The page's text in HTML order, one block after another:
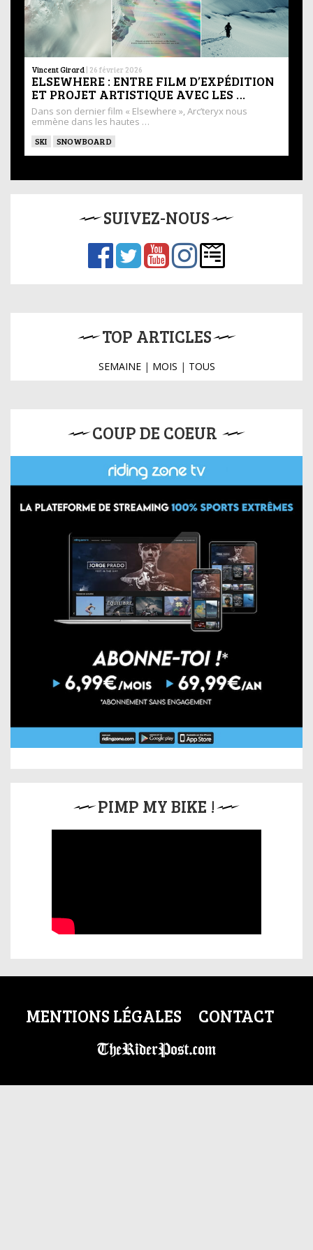
Vincent Girard | 26 février 2026
ELSEWHERE : ENTRE FILM D’EXPÉDITION
ET PROJET ARTISTIQUE AVEC LES …
Dans son dernier film « Elsewhere », Arc’teryx nous
emmène dans les hautes …
SKI SNOWBOARD
SUIVEZ-NOUS
TOP ARTICLES
SEMAINE| MOIS | TOUS
COUP DE COEUR
PIMP MY BIKE !
MENTIONS LÉGALES CONTACT